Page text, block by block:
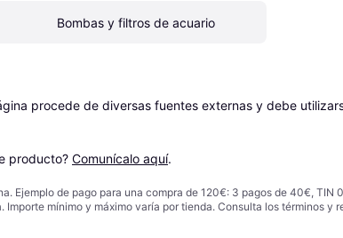
Bombas y filtros de acuario
procede de diversas fuentes externas y debe
producto? Comunícalo aquí.
Ejemplo de pago para una compra de 120€: 3 pagos de 40€,
Importe mínimo y máximo varía por tienda. Consulta los términos y